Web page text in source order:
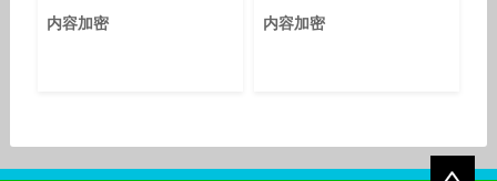
内容加密 内容加密